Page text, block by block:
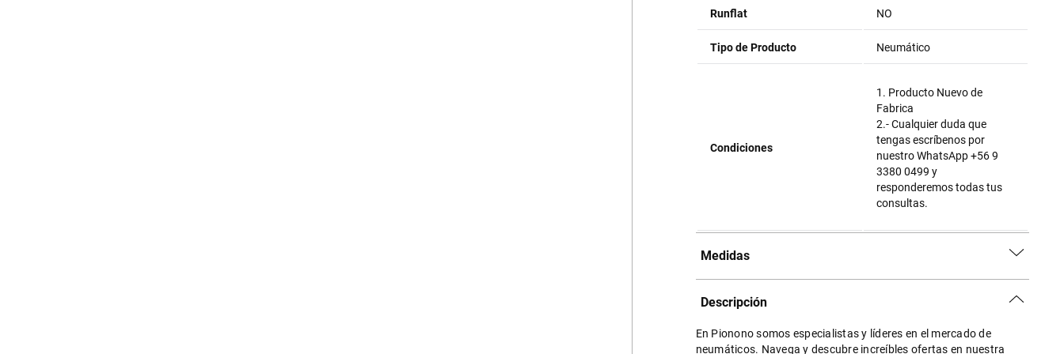
Runflat NO
Tipo de Producto Neumático
Condiciones
1. Producto Nuevo de
Fabrica
2.- Cualquier duda que
tengas escríbenos por
nuestro WhatsApp +56 9
3380 0499 y
responderemos todas tus
consultas.
Medidas
Descripción
En Pionono somos especialistas y líderes en el mercado de
neumáticos. Navega y descubre increíbles ofertas en nuestra